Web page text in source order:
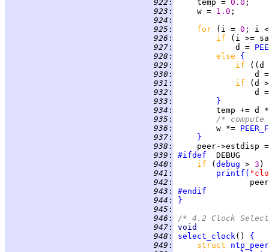
922 :
     temp =
0.0
923 :
     w =
1.0
924 :
925 : for (i = 0 ; i
926 :
if
927 :
             d =
928 : else {
929 : if
((d
930 :
931 : if
(d
932 :
d
933 :
}
934 :
935 :
/* compute
936 :
         w *=
937 :
}
938 :
939 : #ifdef
940 : if ( debug > 3
941 : printf (
942 :
943 :
#endif
944 :
}
945 :
946 :
/* 4.2 Clock
947 :
void
948 : select_clock () {
949 : struct ntp_peer